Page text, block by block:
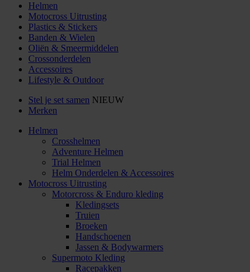
Helmen
Motocross Uitrusting
Plastics & Stickers
Banden & Wielen
Oliën & Smeermiddelen
Crossonderdelen
Accessoires
Lifestyle & Outdoor
Stel je set samen NIEUW
Merken
Helmen
Crosshelmen
Adventure Helmen
Trial Helmen
Helm Onderdelen & Accessoires
Motocross Uitrusting
Motorcross & Enduro kleding
Kledingsets
Truien
Broeken
Handschoenen
Jassen & Bodywarmers
Supermoto Kleding
Racepakken